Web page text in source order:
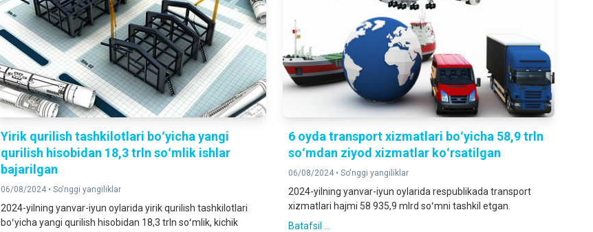
Yirik qurilish tashkilotlari boʻyicha yangi
qurilish hisobidan 18,3 trln soʻmlik ishlar
bajarilgan
06/08/2024 • So'nggi yangiliklar
2024-yilning yanvar-iyun oylarida yirik qurilish tashkilotlari
boʻyicha yangi qurilish hisobidan 18,3 trln soʻmlik, kichik
6 oyda transport xizmatlari boʻyicha 58,9 trln
soʻmdan ziyod xizmatlar koʻrsatilgan
06/08/2024 •So'nggi yangiliklar
2024-yilning yanvar-iyun oylarida respublikada transport
xizmatlari hajmi 58 935,9 mlrd soʻmni tashkil etgan.
Batafsil ...